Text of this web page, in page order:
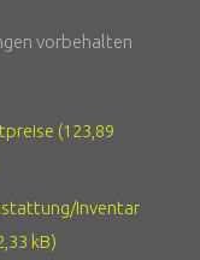
vorbehalten
Inventar